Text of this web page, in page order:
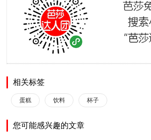
相关标签
蛋糕 饮料 杯子
您可能感兴趣的文章